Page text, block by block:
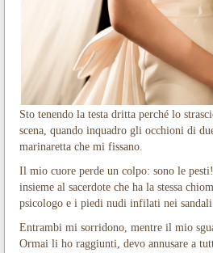
Sto tenendo la testa dritta perché lo
scena, quando inquadro gli occhioni di
marinaretta che mi fissano.
Il mio cuore perde un colpo: sono le
insieme al sacerdote che ha la stessa
psicologo e i piedi nudi infilati nei sandali
Entrambi mi sorridono, mentre il mio
Ormai li ho raggiunti, devo annusare a